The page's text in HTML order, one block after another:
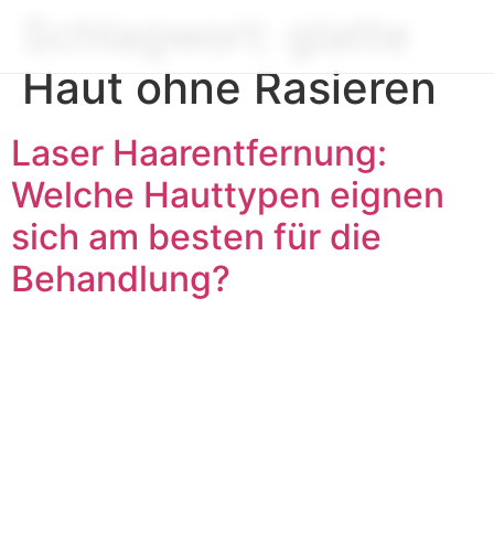
Haut ohne Rasieren
Laser Haarentfernung:
Welche Hauttypen eignen
sich am besten für die
Behandlung?